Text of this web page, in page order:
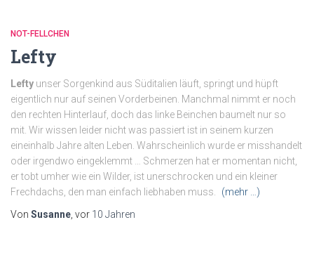
NOT-FELLCHEN
Lefty
Lefty unser Sorgenkind aus Süditalien läuft, springt und hüpft
eigentlich nur auf seinen Vorderbeinen. Manchmal nimmt er noch
den rechten Hinterlauf, doch das linke Beinchen baumelt nur so
mit. Wir wissen leider nicht was passiert ist in seinem kurzen
eineinhalb Jahre alten Leben. Wahrscheinlich wurde er misshandelt
oder irgendwo eingeklemmt … Schmerzen hat er momentan nicht,
er tobt umher wie ein Wilder, ist unerschrocken und ein kleiner
Frechdachs, den man einfach liebhaben muss.
(mehr …)
Von Susanne, vor 10 Jahren